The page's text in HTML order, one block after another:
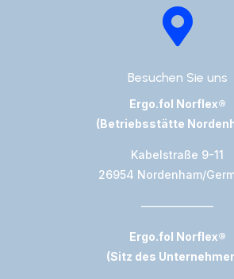

Besuchen Sie uns
Ergo.fol Norflex®
(Betriebsstätte
Kabelstraße 9-11
26954 Nordenham/
——————–
Ergo.fol Norflex®
(Sitz des